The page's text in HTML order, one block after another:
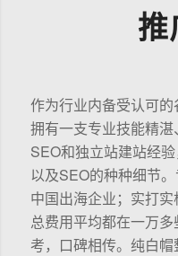
推
作为行业内备受认可
拥有一支专业技能精
SEO和独立站建站经
以及SEO的种种细节
中国出海企业；实打
总费用平均都在一万
考，口碑相传。纯白